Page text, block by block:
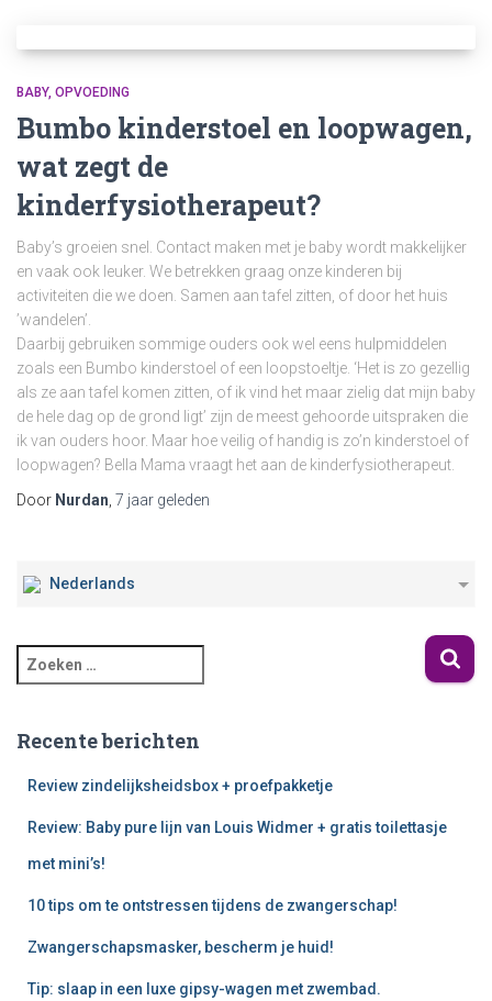
BABY OPVOEDING
Bumbo kinderstoel en loopwagen,
wat zegt de
kinderfysiotherapeut?
Baby’s groeien snel. Contact maken met je baby wordt makkelijker
en vaak ook leuker. We betrekken graag onze kinderen bij
activiteiten die we doen. Samen aan tafel zitten, of door het huis
’wandelen’.
Daarbij gebruiken sommige ouders ook wel eens hulpmiddelen
zoals een Bumbo kinderstoel of een loopstoeltje. ‘Het is zo gezellig
als ze aan tafel komen zitten, of ik vind het maar zielig dat mijn baby
de hele dag op de grond ligt’ zijn de meest gehoorde uitspraken die
ik van ouders hoor. Maar hoe veilig of handig is zo’n kinderstoel of
loopwagen? Bella Mama vraagt het aan de kinderfysiotherapeut.
Door Nurdan 7 jaar geleden
Nederlands
Recente berichten
Review zindelijksheidsbox + proefpakketje
Review: Baby pure lijn van Louis Widmer + gratis toilettasje
met mini’s!
10 tips om te ontstressen tijdens de zwangerschap!
Zwangerschapsmasker, bescherm je huid!
Tip: slaap in een luxe gipsy-wagen met zwembad.